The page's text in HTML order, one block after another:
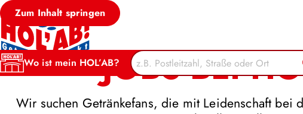
Zum Inhalt springen
Wo ist mein HOL’AB?JOBS BEI
Wir suchen Getränkefans, die mit Leidenschaft bei